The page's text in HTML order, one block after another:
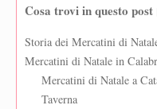
Cosa trovi in questo post
Storia dei Mercatini di
Mercatini di Natale in
Mercatini di Natale a
Taverna